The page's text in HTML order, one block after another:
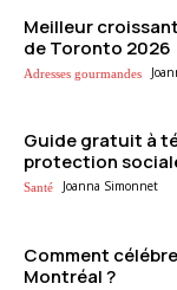
Meilleur
de Toronto 2026
Adresses gourmandes
Guide gratuit à
protection
Santé Joanna Simonnet
Comment
Montréal ?